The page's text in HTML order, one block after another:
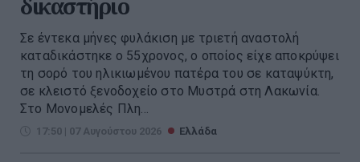
δικαστήριο
Σε έντεκα μήνες φυλάκιση με τριετή αναστολή
καταδικάστηκε ο 55χρονος, ο οποίος είχε αποκρύψει
τη σορό του ηλικιωμένου πατέρα του σε καταψύκτη,
σε κλειστό ξενοδοχείο στο Μυστρά στη Λακωνία.
Στο Μονομελές Πλη...
17:50 | 07 Αυγούστου 2026 Ελλάδα